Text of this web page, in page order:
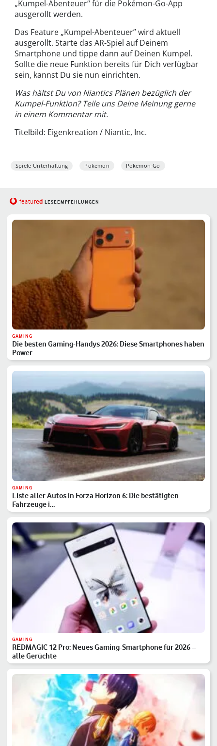
„Kumpel-Abenteuer“ für die Pokémon-Go-App
ausgerollt werden.
Das Feature „Kumpel-Abenteuer” wird aktuell
ausgerollt. Starte das AR-Spiel auf Deinem
Smartphone und tippe dann auf Deinen Kumpel.
Sollte die neue Funktion bereits für Dich verfügbar
sein, kannst Du sie nun einrichten.
Was hältst Du von Niantics Plänen bezüglich der
Kumpel-Funktion? Teile uns Deine Meinung gerne
in einem Kommentar mit.
Titelbild: Eigenkreation / Niantic, Inc.
Spiele-Unterhaltung Pokemon Pokemon-Go
featured LESEEMPFEHLUNGEN
GAMING
Die besten Gaming-Handys 2026: Diese Smartphones haben
Power
GAMING
Liste aller Autos in Forza Horizon 6: Die bestätigten
Fahrzeuge i…
GAMING
REDMAGIC 12 Pro: Neues Gaming-Smartphone für 2026 –
alle Gerüchte